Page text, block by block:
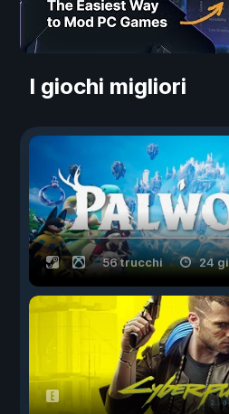
I giochi migliori
56 trucchi 24